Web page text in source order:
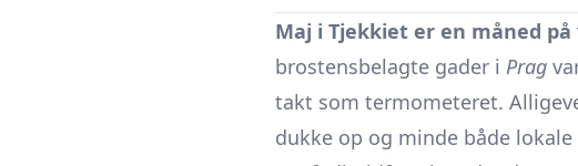
Maj i Tjekkiet er en måned
brostensbelagte gader i Prag
takt som termometeret.
dukke op og minde både